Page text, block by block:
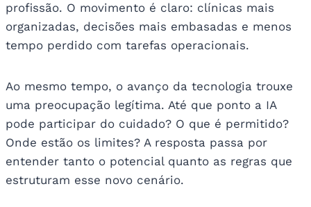
profissão. O movimento é claro: clínicas mais
organizadas, decisões mais embasadas e menos
tempo perdido com tarefas operacionais.
Ao mesmo tempo, o avanço da tecnologia trouxe
uma preocupação legítima. Até que ponto a IA
pode participar do cuidado? O que é permitido?
Onde estão os limites? A resposta passa por
entender tanto o potencial quanto as regras que
estruturam esse novo cenário.